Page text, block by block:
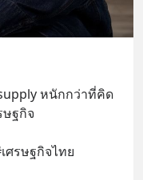
หนักกว่าที่คิด
ษฐกิจ
ศรษฐกิจไทย